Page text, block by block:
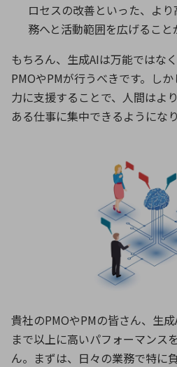
ロセスの改善といった、よ
務へと活動範囲を広げること
もちろん、生成AIは万能ではな
PMOやPMが行うべきです。しか
力に支援することで、人間はよ
ある仕事に集中できるようになり
貴社のPMOやPMの皆さん、生
まで以上に高いパフォーマンス
ん。まずは、日々の業務で特に